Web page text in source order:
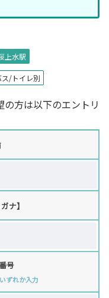
上水駅
ス/トイレ別
方は以下のエントリ
ナ】
号
ずれか入力